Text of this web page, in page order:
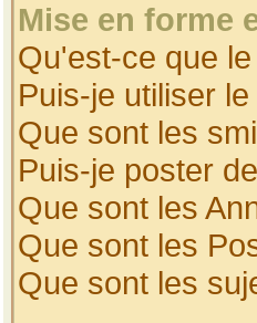
Mise en forme
Qu'est-ce que
Puis-je utiliser
Que sont les
Puis-je poster
Que sont les
Que sont les
Que sont les